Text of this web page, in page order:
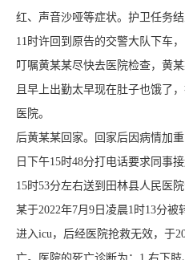
红、声音沙哑等症状。护卫任务
11时许回到原告的交警大队下车
叮嘱黄某某尽快去医院检查，黄
且早上出勤太早现在肚子也饿了
医院。
后黄某某回家。回家后因病情加
日下午15时48分打电话要求同事
15时53分左右送到田林县人民医
某于2022年7月9日凌晨1时13分
进入icu，后经医院抢救无效，于